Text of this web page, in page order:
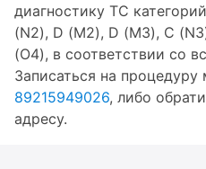
диагностику ТС
(N2), D (M2), D (M3), C
(O4), в соответствии со
Записаться на
89215949026, либо
адресу.